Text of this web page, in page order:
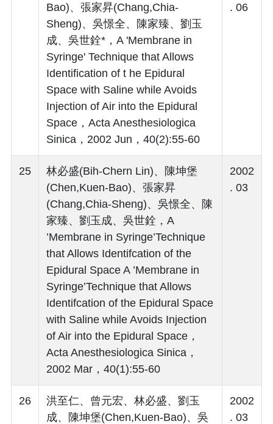
Bao)、張家昇(Chang,Chia-
Sheng)、吳憬全、陳家臻、劉玉
成、吳世銓*，A 'Membrane in
Syringe' Technique that Allows
Identification of t he Epidural
Space with Saline while Avoids
Injection of Air into the Epidural
Space，Acta Anesthesiologica
Sinica，2002 Jun，40(2):55-60
. 06
25
林必盛(Bih-Chern Lin)、陳坤堡
(Chen,Kuen-Bao)、張家昇
(Chang,Chia-Sheng)、吳憬全、陳
家臻、劉玉成、吳世銓，A
’Membrane in Syringe’Technique
that Allows Identifcation of the
Epidural Space A ’Membrane in
Syringe’Technique that Allows
Identifcation of the Epidural Space
with Saline while Avoids Injection
of Air into the Epidural Space，
Acta Anesthesiologica Sinica，
2002 Mar，40(1):55-60
2002
. 03
26
洪至仁、曾元宏、林必盛、劉玉
成、陳坤堡(Chen,Kuen-Bao)、吳
2002
. 03